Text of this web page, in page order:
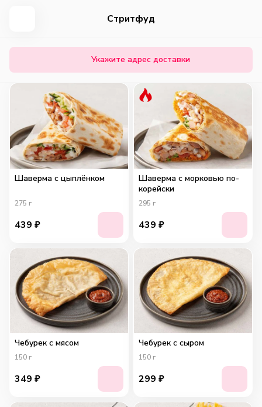
Cтритфуд
Укажите адрес доставки
Шаверма с цыплёнком
275 г
439 ₽
Шаверма с морковью по-
корейски
295 г
439 ₽
Чебурек с мясом
150 г
349 ₽
Чебурек с сыром
150 г
299 ₽